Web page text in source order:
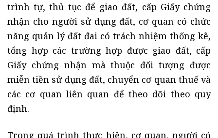
trình tự, thủ tục để giao đất, cấp Giấy chứng
nhận cho người sử dụng đất, cơ quan có chức
năng quản lý đất đai có trách nhiệm thống kê,
tổng hợp các trường hợp được giao đất, cấp
Giấy chứng nhận mà thuộc đối tượng được
miễn tiền sử dụng đất, chuyển cơ quan thuế và
các cơ quan liên quan để theo dõi theo quy
định.
Trong quá trình thực hiện, cơ quan, người có